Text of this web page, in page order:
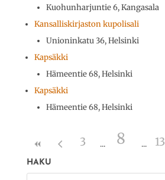
Kuohunharjuntie 6, Kangasala
Kansalliskirjaston kupolisali
Unioninkatu 36, Helsinki
Kapsäkki
Hämeentie 68, Helsinki
Kapsäkki
Hämeentie 68, Helsinki
3 8 13
HAKU